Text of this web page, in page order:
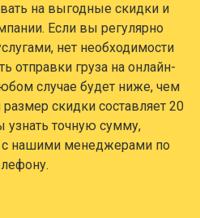
на выгодные скидки и
Если вы регулярно
нет необходимости
отправки груза на онлайн-
случае будет ниже, чем
скидки составляет 20
узнать точную сумму,
с нашими менеджерами по